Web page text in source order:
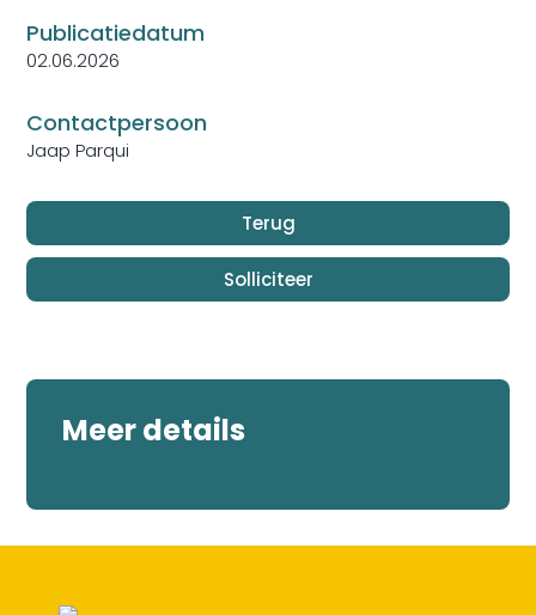
Publicatiedatum
02.06.2026
Contactpersoon
Jaap Parqui
Meer details